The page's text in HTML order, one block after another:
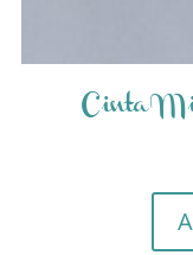
Cinta